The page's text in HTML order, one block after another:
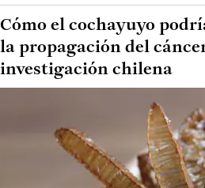
Cómo el cochayuyo
la propagación del
investigación chilena